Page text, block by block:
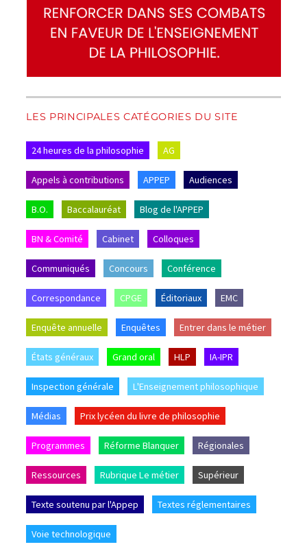
LES PRINCIPALES CATÉGORIES DU SITE
24 heures de la philosophie AG
Appels à contributions APPEP Audiences
B.O. Baccalauréat Blog de l'APPEP
BN & Comité Cabinet Colloques
Communiqués Concours Conférence
Correspondance CPGE Éditoriaux EMC
Enquête annuelle Enquêtes Entrer dans le métier
États généraux Grand oral HLP IA-IPR
Inspection générale L'Enseignement philosophique
Médias Prix lycéen du livre de philosophie
Programmes Réforme Blanquer Régionales
Ressources Rubrique Le métier Supérieur
Texte soutenu par l'Appep Textes réglementaires
Voie technologique